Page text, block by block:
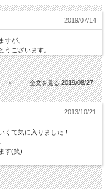
2019/07/14
すが、
うございます。
2019/08/27
2013/10/21
くて気に入りました！
す(笑)